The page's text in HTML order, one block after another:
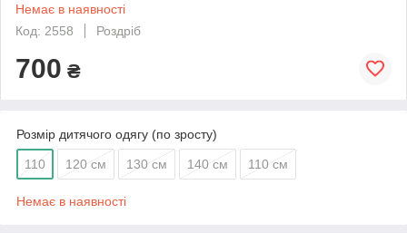
Немає в наявності
Код: 2558
Роздріб
700 ₴
Розмір дитячого одягу (по зросту)
110 120 см 130 см 140 см 110 см
Немає в наявності